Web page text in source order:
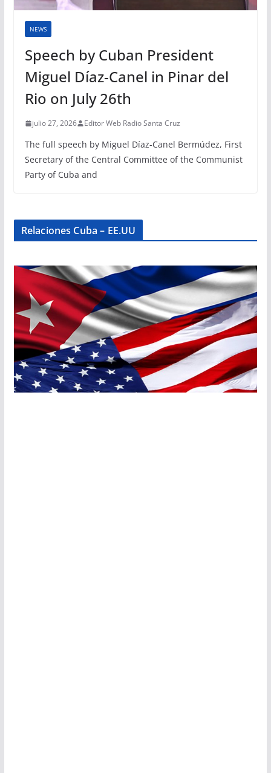
NEWS
Speech by Cuban President
Miguel Díaz-Canel in Pinar del
Rio on July 26th
julio 27, 2026 Editor Web Radio Santa Cruz
The full speech by Miguel Díaz-Canel Bermúdez, First
Secretary of the Central Committee of the Communist
Party of Cuba and
Relaciones Cuba – EE.UU